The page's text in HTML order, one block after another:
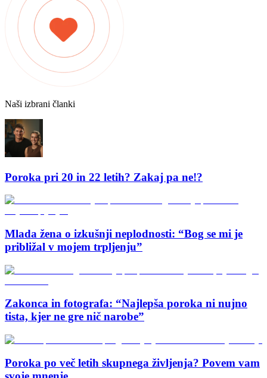
Naši izbrani članki
Poroka pri 20 in 22 letih? Zakaj pa ne!?
Mlada žena o izkušnji neplodnosti: “Bog se mi je
približal v mojem trpljenju”
Zakonca in fotografa: “Najlepša poroka ni nujno
tista, kjer ne gre nič narobe”
Poroka po več letih skupnega življenja? Povem vam